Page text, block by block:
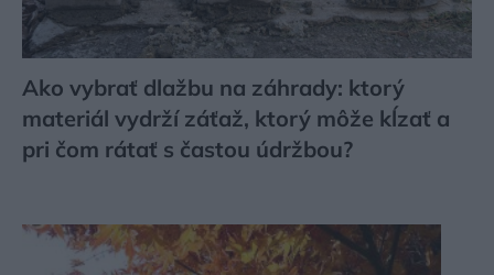
Ako vybrať dlažbu na záhrady: ktorý
materiál vydrží záťaž, ktorý môže kĺzať a
pri čom rátať s častou údržbou?